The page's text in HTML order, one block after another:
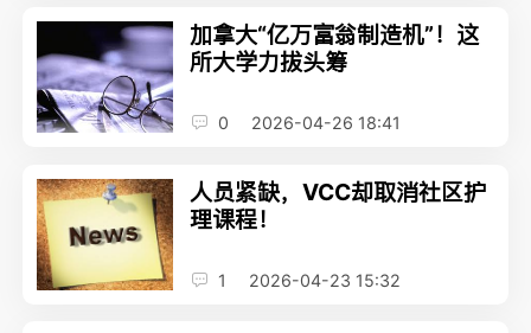
加拿大“亿万富翁制造机”！这
所大学力拔头筹
0 2026-04-26 18:41
人员紧缺，VCC却取消社区护
理课程！
1 2026-04-23 15:32